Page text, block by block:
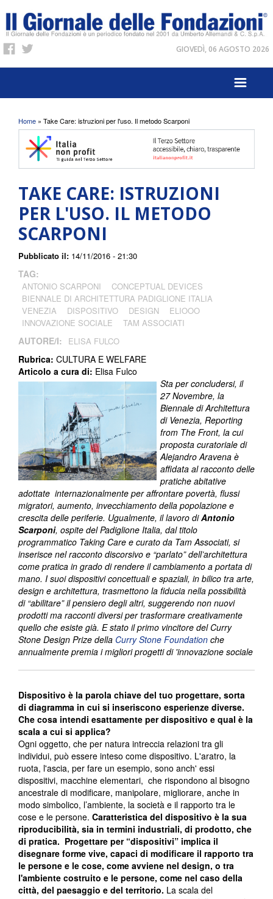
GIOVEDÌ, 06 AGOSTO 2026
Tu sei qui
Home » Take Care: istruzioni per l'uso. Il metodo Scarponi
TAKE CARE: ISTRUZIONI
PER L'USO. IL METODO
SCARPONI
Pubblicato il: 14/11/2016 - 21:30
TAG:
​ANTONIO SCARPONI
CONCEPTUAL DEVICES
BIENNALE DI ARCHITETTURA PADIGLIONE ITALIA
VENEZIA
DISPOSITIVO DESIGN
ELIOOO
INNOVAZIONE SOCIALE
TAM ASSOCIATI
AUTORE/I: ELISA FULCO
Rubrica: CULTURA E WELFARE
Articolo a cura di: Elisa Fulco
Sta per concludersi, il
27 Novembre, la
Biennale di Architettura
di Venezia, Reporting
from The Front, la cui
proposta curatoriale di
Alejandro Aravena è
affidata al racconto delle
pratiche abitative
adottate internazionalmente per affrontare povertà, flussi
migratori, aumento, invecchiamento della popolazione e
crescita delle periferie. Ugualmente, il lavoro diAntonio
Scarponi, ospite del Padiglione Italia, dal titolo
programmatico Taking Care e curato da Tam Associati, si
inserisce nel racconto discorsivo e “parlato” dell’architettura
come pratica in grado di rendere il cambiamento a portata di
mano. I suoi dispositivi concettuali e spaziali, in bilico tra arte,
design e architettura, trasmettono la fiducia nella possibilità
di “abilitare” il pensiero degli altri, suggerendo non nuovi
prodotti ma racconti diversi per trasformare creativamente
quello che esiste già. E stato il primo vincitore del Curry
Stone Design Prize della Curry Stone Foundation che
annualmente premia i migliori progetti di 'innovazione sociale
Dispositivo è la parola chiave del tuo progettare, sorta
di diagramma in cui si inseriscono esperienze diverse.
Che cosa intendi esattamente per dispositivo e qual è la
scala a cui si applica?
Ogni oggetto, che per natura intreccia relazioni tra gli
individui, può essere inteso come dispositivo. L'aratro, la
ruota, l'ascia, per fare un esempio, sono anch' essi
dispositivi, macchine elementari, che rispondono al bisogno
ancestrale di modificare, manipolare, migliorare, anche in
modo simbolico, l’ambiente, la società e il rapporto tra le
cose e le persone. Caratteristica del dispositivo è la sua
riproducibilità, sia in termini industriali, di prodotto, che
di pratica. Progettare per “dispositivi” implica il
disegnare forme vive, capaci di modificare il rapporto tra
le persone e le cose, come avviene nel design, o tra
l'ambiente costruito e le persone, come nel caso della
città, del paesaggio e del territorio. La scala del